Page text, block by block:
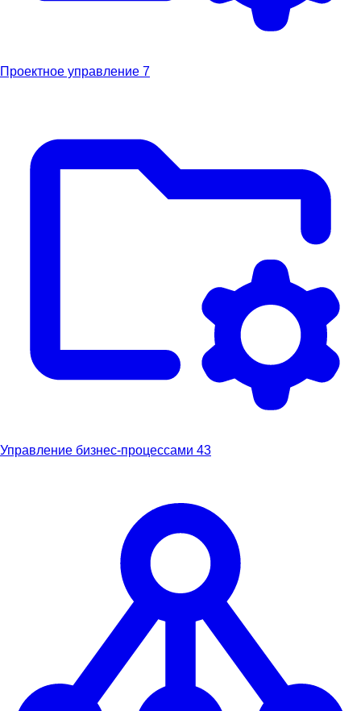
Проектное управление 7
Управление бизнес-процессами 43